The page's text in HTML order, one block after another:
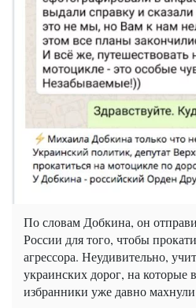
По словам Добкина, он
России для того, чтобы
агрессора. Неудивительно,
украинских дорог, на которые
избранники уже давно